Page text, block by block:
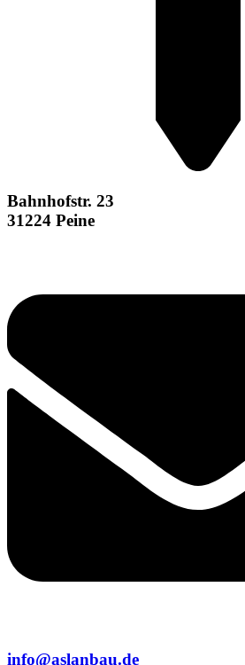
Bahnhofstr. 23
31224 Peine
info@aslanbau.de